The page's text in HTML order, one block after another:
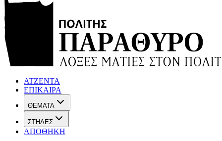
ΑΤΖΕΝΤΑ
ΕΠΙΚΑΙΡΑ
ΘΕΜΑΤΑ
ΣΤΗΛΕΣ
ΑΠΟΘΗΚΗ